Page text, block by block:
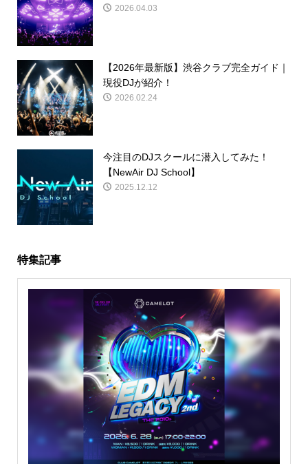
2026.04.03
【2026年最新版】渋谷クラブ完全ガイド｜
現役DJが紹介！
2026.02.24
今注目のDJスクールに潜入してみた！
【NewAir DJ School】
2025.12.12
特集記事